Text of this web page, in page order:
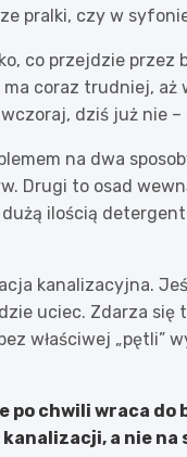
pralki, czy w
co przejdzie przez
coraz trudniej,
wczoraj, dziś już nie
na dwa
Drugi to osad
ilością
kanalizacyjna.
uciec. Zdarza się
właściwej „pętli”
po chwili wraca do
a nie na